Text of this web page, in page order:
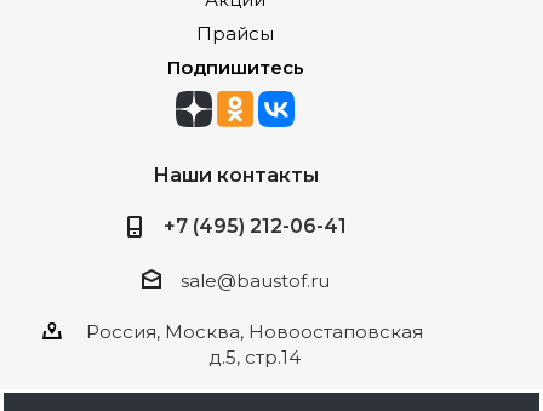
Прайсы
Подпишитесь
Наши контакты
+7 (495) 212-06-41
sale@baustof.ru
Россия, Москва, Новоостаповская
д.5, стр.14